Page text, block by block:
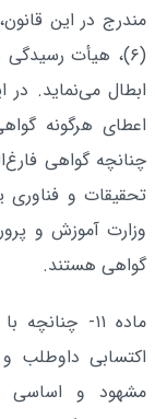
مندرج در این
(۶)، هیأت رسیدگی
ابطال می‌نماید.
اعطای هرگونه
چنانچه گواهی
تحقیقات و فناوری
وزارت آموزش و
گواهی هستند.
ماده ۱۱-
اکتسابی داوطلب
مشهود و اساسی